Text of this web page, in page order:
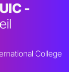
-
College